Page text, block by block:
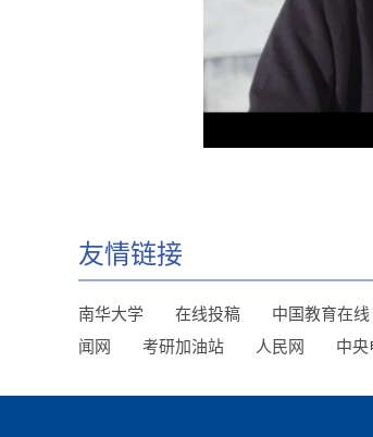
友情链接
南华大学 在线投稿 中国教育在线
闻网
考研加油站 人民网 中央